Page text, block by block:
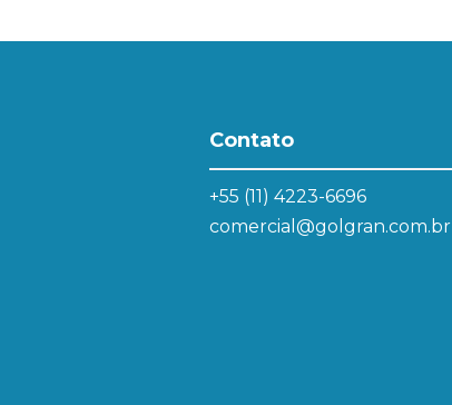
Contato
+55 (11) 4223-6696
comercial@golgran.com.br